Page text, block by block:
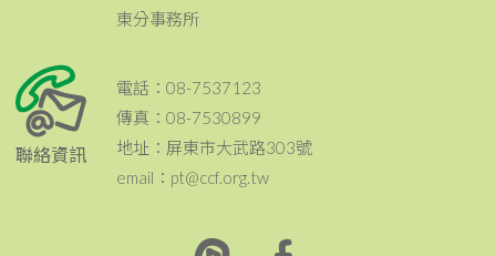
東分事務所
聯絡資訊
電話：08-7537123
傳真：08-7530899
地址：屏東市大武路303號
email：pt@ccf.org.tw